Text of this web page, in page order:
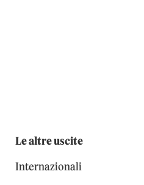
Le altre uscite
Internazionali